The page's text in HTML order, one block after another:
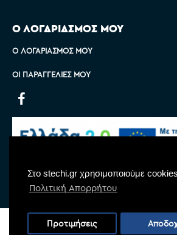
Στο stechi.gr χρησιμοποιούμε cookies
Πολιτική Απορρήτου
Προτιμήσεις
Ο ΛΟΓΑΡΙΑΣΜΟΣ ΜΟΥ
Ο ΛΟΓΑΡΙΑΣΜΌΣ ΜΟΥ
ΟΙ ΠΑΡΑΓΓΕΛΊΕΣ ΜΟΥ
Copyright © 2022 Stechi, All
Powered by
Monoware